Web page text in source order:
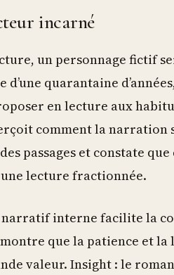
incarné
un personnage fictif
quarantaine
en lecture aux
comment la narration
passages et constate que
lecture fractionnée.
narratif interne facilite la
que la patience et la
valeur. Insight : le